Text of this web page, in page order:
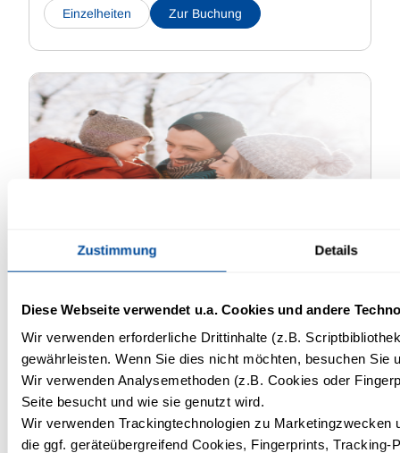
Zustimmung Details
Diese Webseite verwendet u.a. Cookies und andere
Wir verwenden erforderliche Drittinhalte (z.B.
gewährleisten. Wenn Sie dies nicht möchten, besuchen Sie
Wir verwenden Analysemethoden (z.B. Cookies oder
Seite besucht und wie sie genutzt wird.
Wir verwenden Trackingtechnologien zu Marketingzwecken
die ggf. geräteübergreifend Cookies, Fingerprints, Tracking-
Einzelheiten Zur Buchung
Weihnachtsangebot 2026 | IFA Rügen - 4 Nächte ab
Einzelheiten Zur Buchung